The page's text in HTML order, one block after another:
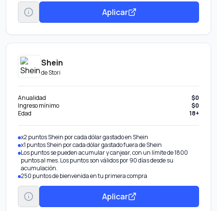
Aplicar
Shein
deStori
Anualidad
$0
Ingreso mínimo
$0
Edad
18+
x2 puntos Shein por cada dólar gastado en Shein
x1 puntos Shein por cada dólar gastado fuera de Shein
Los puntos se pueden acumular y canjear, con un límite de 1800
puntos al mes. Los puntos son válidos por 90 días desde su
acumulación.
250 puntos de bienvenida en tu primera compra
Aplicar